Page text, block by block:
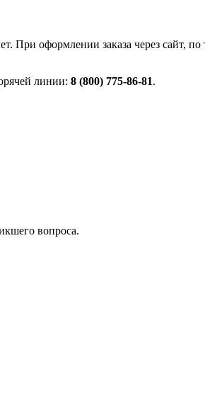
При оформлении заказа через сайт, по
линии: 8 (800) 775-86-81.
вопроса.